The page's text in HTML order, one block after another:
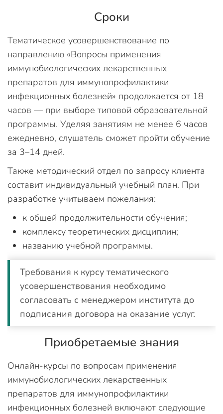
Сроки
Тематическое усовершенствование по
направлению «Вопросы применения
иммунобиологических лекарственных
препаратов для иммунопрофилактики
инфекционных болезней» продолжается от 18
часов — при выборе типовой образовательной
программы. Уделяя занятиям не менее 6 часов
ежедневно, слушатель сможет пройти обучение
за 3–14 дней.
Также методический отдел по запросу клиента
составит индивидуальный учебный план. При
разработке учитываем пожелания:
к общей продолжительности обучения;
комплексу теоретических дисциплин;
названию учебной программы.
Требования к курсу тематического
усовершенствования необходимо
согласовать с менеджером института до
подписания договора на оказание услуг.
Приобретаемые знания
Онлайн-курсы по вопросам применения
иммунобиологических лекарственных
препаратов для иммунопрофилактики
инфекционных болезней включают следующие